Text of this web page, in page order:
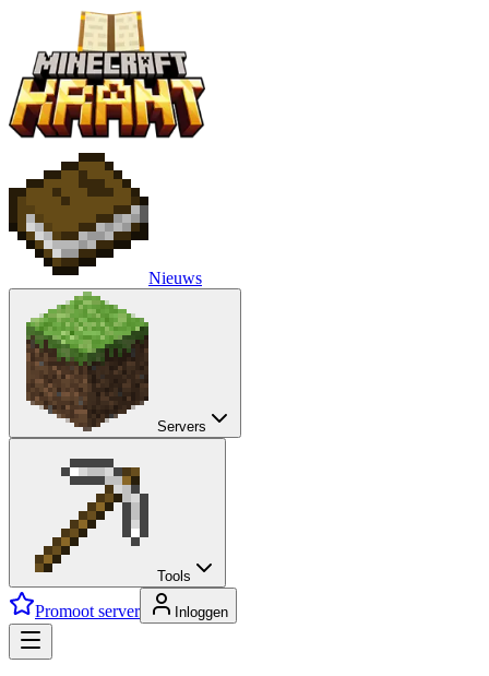
Nieuws
Servers
Tools
Promoot server Inloggen